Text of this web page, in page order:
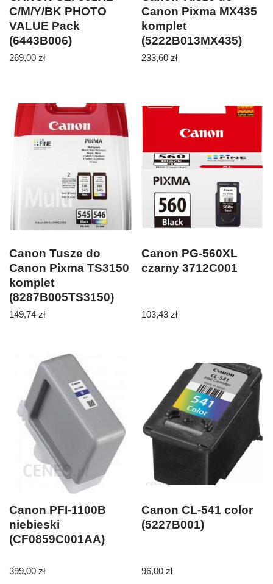
C/M/Y/BK PHOTO
VALUE Pack
(6443B006)
269,00 zł
Canon Pixma MX435
komplet
(5222B013MX435)
233,60zł
Canon Tusze do
Canon Pixma TS3150
komplet
(8287B005TS3150)
149,74 zł
Canon PG-560XL
czarny 3712C001
103,43zł
Canon PFI-1100B
niebieski
(CF0859C001AA)
399,00 zł
Canon CL-541 color
(5227B001)
96,00zł